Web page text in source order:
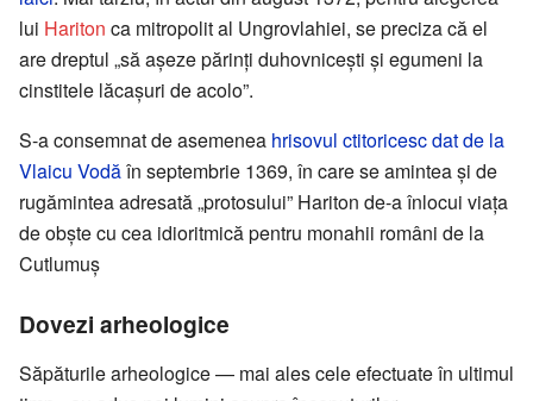
lui Hariton ca mitropolit al Ungrovlahiei, se preciza că el
are dreptul „să așeze părinți duhovnicești și egumeni la
cinstitele lăcașuri de acolo”.
S-a consemnat de asemenea hrisovul ctitoricesc dat de la
Vlaicu Vodăîn septembrie 1369, în care se amintea și de
rugămintea adresată „protosului” Hariton de-a înlocui viața
de obște cu cea idioritmică pentru monahii români de la
Cutlumuș
Dovezi arheologice
Săpăturile arheologice — mai ales cele efectuate în ultimul